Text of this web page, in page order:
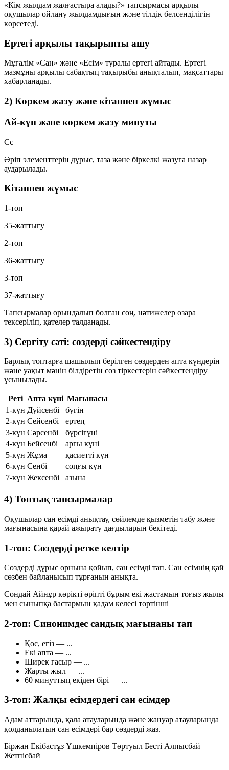
«Кім жылдам жалғастыра алады?» тапсырмасы арқылы
оқушылар ойлану жылдамдығын және тілдік белсенділігін
көрсетеді.
Ертегі арқылы тақырыпты ашу
Мұғалім «Сан» және «Есім» туралы ертегі айтады. Ертегі
мазмұны арқылы сабақтың тақырыбы анықталып, мақсаттары
хабарланады.
2) Көркем жазу және кітаппен жұмыс
Ай-күн және көркем жазу минуты
Сс
Әріп элементтерін дұрыс, таза және біркелкі жазуға назар
аударылады.
Кітаппен жұмыс
1-топ
35-жаттығу
2-топ
36-жаттығу
3-топ
37-жаттығу
Тапсырмалар орындалып болған соң, нәтижелер өзара
тексеріліп, қателер талданады.
3) Сергіту сәті: сөздерді сәйкестендіру
Барлық топтарға шашылып берілген сөздерден апта күндерін
және уақыт мәнін білдіретін сөз тіркестерін сәйкестендіру
ұсынылады.
Реті Апта күні Мағынасы
1-күн Дүйсенбі
бүгін
2-күн Сейсенбі
ертең
3-күн Сәрсенбі
бүрсігүні
4-күн Бейсенбі
арғы күні
5-күн Жұма
қасиетті күн
6-күн Сенбі
соңғы күн
7-күн Жексенбі азына
4) Топтық тапсырмалар
Оқушылар сан есімді анықтау, сөйлемде қызметін табу және
мағынасына қарай ажырату дағдыларын бекітеді.
1-топ: Сөздерді ретке келтір
Сөздерді дұрыс орнына қойып, сан есімді тап. Сан есімнің қай
сөзбен байланысып тұрғанын анықта.
Сондай Айнұр көрікті өріпті бұрым екі жастамын тоғыз жылы
мен сыныпқа бастармын қадам келесі төртінші
2-топ: Синонимдес сандық мағынаны тап
Қос, егіз — ...
Екі апта — ...
Ширек ғасыр — ...
Жарты жыл — ...
60 минуттың екіден бірі — ...
3-топ: Жалқы есімдердегі сан есімдер
Адам аттарында, қала атауларында және жануар атауларында
қолданылатын сан есімдері бар сөздерді жаз.
Біржан Екібастұз Үшкемпіров Төртуыл Бесті Алпысбай
Жетпісбай